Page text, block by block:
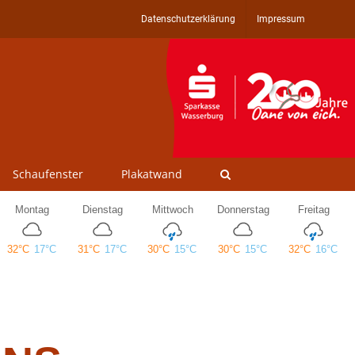
Datenschutzerklärung Impressum
Schaufenster Plakatwand